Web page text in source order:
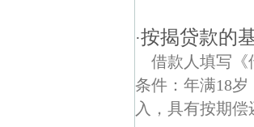
·按揭贷款的
借款人填写
条件：年满18
入，具有按期